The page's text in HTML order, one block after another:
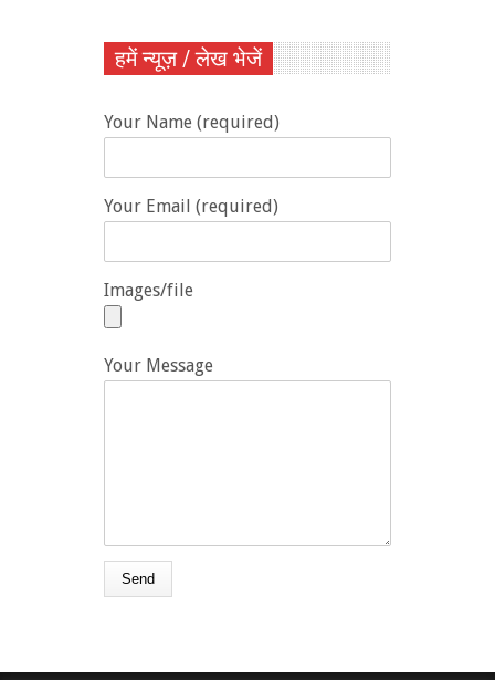
हमें न्यूज़ / लेख भेजें
Your Name (required)
Your Email (required)
Images/file
Your Message